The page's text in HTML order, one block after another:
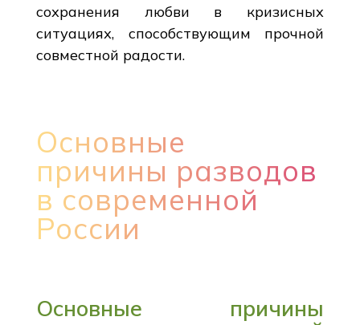
сохранения любви в кризисных
ситуациях, способствующим прочной
совместной радости.
Основные
причины разводов
в современной
России
Основные причины